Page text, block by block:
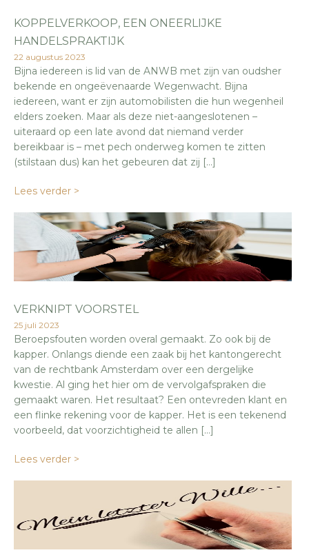
KOPPELVERKOOP, EEN ONEERLIJKE
HANDELSPRAKTIJK
22 augustus 2023
Bijna iedereen is lid van de ANWB met zijn van oudsher
bekende en ongeëvenaarde Wegenwacht. Bijna
iedereen, want er zijn automobilisten die hun wegenheil
elders zoeken. Maar als deze niet-aangeslotenen –
uiteraard op een late avond dat niemand verder
bereikbaar is – met pech onderweg komen te zitten
(stilstaan dus) kan het gebeuren dat zij […]
Lees verder >
VERKNIPT VOORSTEL
25 juli 2023
Beroepsfouten worden overal gemaakt. Zo ook bij de
kapper. Onlangs diende een zaak bij het kantongerecht
van de rechtbank Amsterdam over een dergelijke
kwestie. Al ging het hier om de vervolgafspraken die
gemaakt waren. Het resultaat? Een ontevreden klant en
een flinke rekening voor de kapper. Het is een tekenend
voorbeeld, dat voorzichtigheid te allen […]
Lees verder >